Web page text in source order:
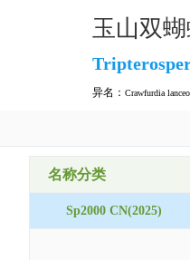
玉山双
异名： Crawfurdia
名称分类
Sp2000 CN(2025)